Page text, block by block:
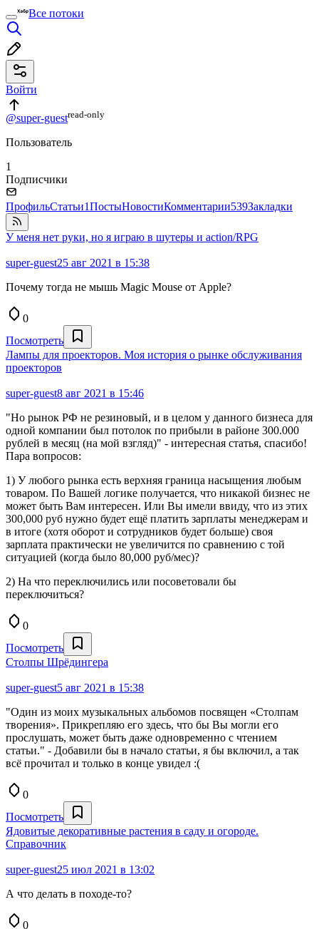
Все потоки
Войти
@super-guestread⁠-⁠only
Пользователь
1
Подписчики
ПрофильСтатьи1ПостыНовостиКомментарии539Закладки
У меня нет руки, но я играю в шутеры и action/RPG
super-guest25 авг 2021 в 15:38
Почему тогда не мышь Magic Mouse от Apple?
0
Посмотреть
Лампы для проекторов. Моя история о рынке обслуживания
проекторов
super-guest8 авг 2021 в 15:46
"Но рынок РФ не резиновый, и в целом у данного бизнеса для
одной компании был потолок по прибыли в районе 300.000
рублей в месяц (на мой взгляд)" - интересная статья, спасибо!
Пара вопросов:
1) У любого рынка есть верхняя граница насыщения любым
товаром. По Вашей логике получается, что никакой бизнес не
может быть Вам интересен. Или Вы имели ввиду, что из этих
300,000 руб нужно будет ещё платить зарплаты менеджерам и
в итоге (хотя оборот и сотрудников будет больше) своя
зарплата практически не увеличится по сравнению с той
ситуацией (когда было 80,000 руб/мес)?
2) На что переключились или посоветовали бы
переключиться?
0
Посмотреть
Столпы Шрёдингера
super-guest5 авг 2021 в 15:38
"Один из моих музыкальных альбомов посвящен «Столпам
творения». Прикрепляю его здесь, что бы Вы могли его
прослушать, может быть даже одновременно с чтением
статьи." - Добавили бы в начало статьи, я бы включил, а так
всё прочитал и только в конце увидел :(
0
Посмотреть
Ядовитые декоративные растения в саду и огороде.
Справочник
super-guest25 июл 2021 в 13:02
А что делать в походе-то?
0